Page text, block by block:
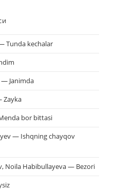
Tunda kechalar
— Janimda
Zayka
bor bittasi
— Ishqning chayqov
Noila Habibullayeva — Bezori